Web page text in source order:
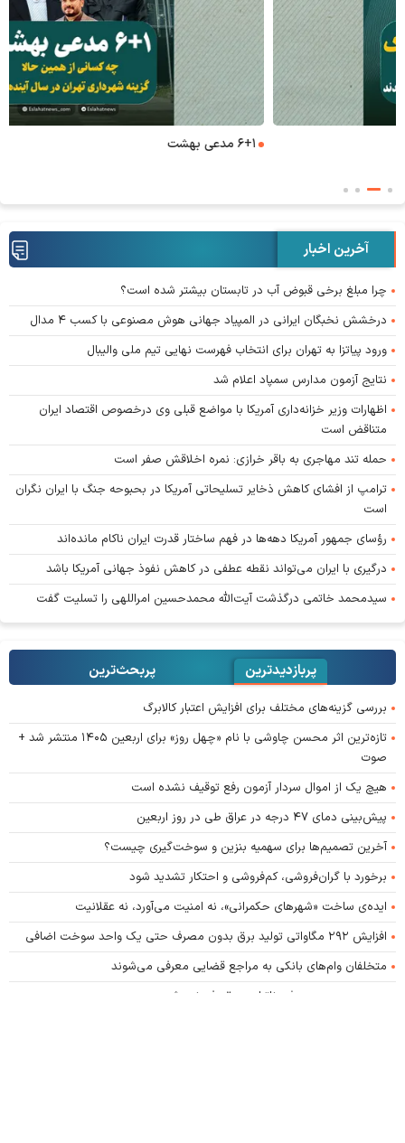
آخرین اخبار
چرا مبلغ برخی قبوض آب در تابستان بیشتر شده است؟
درخشش نخبگان ایرانی در المپیاد جهانی هوش مصنوعی با کسب ۴ مدال
ورود پیاتزا به تهران برای انتخاب فهرست نهایی تیم ملی والیبال
نتایج آزمون مدارس سمپاد اعلام شد
اظهارات وزیر خزانه‌داری آمریکا با مواضع قبلی وی درخصوص اقتصاد ایران
متناقض است
حمله تند مهاجری به باقر خرازی: نمره اخلاقش صفر است
ترامپ از افشای کاهش ذخایر تسلیحاتی آمریکا در بحبوحه جنگ با ایران نگران
است
رؤسای جمهور آمریکا دهه‌ها در فهم ساختار قدرت ایران ناکام مانده‌اند
درگیری با ایران می‌تواند نقطه عطفی در کاهش نفوذ جهانی آمریکا باشد
سیدمحمد خاتمی درگذشت آیت‌الله محمدحسین امراللهی را تسلیت گفت
پربازدیدترین پربحث‌ترین‌
بررسی گزینه‌های مختلف برای افزایش اعتبار کالابرگ
تازه‌ترین اثر محسن چاوشی با نام «چهل روز» برای اربعین ۱۴۰۵ منتشر شد +
صوت
هیچ یک از اموال سردار آزمون رفع توقیف نشده است
پیش‌بینی دمای ۴۷ درجه در عراق طی در روز اربعین
آخرین تصمیم‌ها برای سهمیه بنزین و سوخت‌گیری چیست؟
برخورد با گران‌فروشی، کم‌فروشی و احتکار تشدید شود
ایده‌ی ساخت «شهرهای حکمرانی»، نه امنیت می‌آورد، نه عقلانیت
افزایش ۲۹۲ مگاواتی تولید برق بدون مصرف حتی یک واحد سوخت اضافی
متخلفان وام‌های بانکی به مراجع قضایی معرفی می‌شوند
بدون مدیریت مصرف، ناترازی برق رفع نمی‌شود